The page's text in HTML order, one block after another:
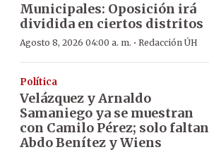
Municipales: Oposición irá
dividida en ciertos distritos
Agosto 8, 2026 04:00 a. m. · Redacción ÚH
Política
Velázquez y Arnaldo
Samaniego ya se muestran
con Camilo Pérez; solo faltan
Abdo Benítez y Wiens